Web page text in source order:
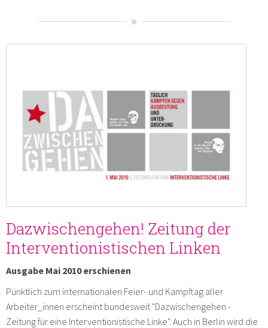
Dazwischengehen! Zeitung der
Interventionistischen Linken
Ausgabe Mai 2010 erschienen
Pünktlich zum internationalen Feier- und Kampftag aller
Arbeiter_innen erscheint bundesweit "Dazwischengehen -
Zeitung für eine Interventionistische Linke". Auch in Berlin wird die